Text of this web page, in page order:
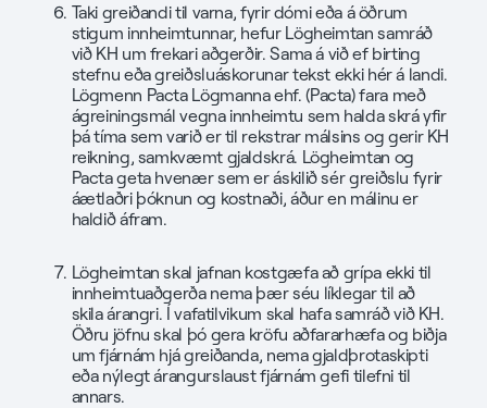
Taki greiðandi til varna, fyrir dómi eða á öðrum
stigum innheimtunnar, hefur Lögheimtan samráð
við KH um frekari aðgerðir. Sama á við ef birting
stefnu eða greiðsluáskorunar tekst ekki hér á landi.
Lögmenn Pacta Lögmanna ehf. (Pacta) fara með
ágreiningsmál vegna innheimtu sem halda skrá yfir
þá tíma sem varið er til rekstrar málsins og gerir KH
reikning, samkvæmt gjaldskrá. Lögheimtan og
Pacta geta hvenær sem er áskilið sér greiðslu fyrir
áætlaðri þóknun og kostnaði, áður en málinu er
haldið áfram.
Lögheimtan skal jafnan kostgæfa að grípa ekki til
innheimtuaðgerða nema þær séu líklegar til að
skila árangri. Í vafatilvikum skal hafa samráð við KH.
Öðru jöfnu skal þó gera kröfu aðfararhæfa og biðja
um fjárnám hjá greiðanda, nema gjaldþrotaskipti
eða nýlegt árangurslaust fjárnám gefi tilefni til
annars.